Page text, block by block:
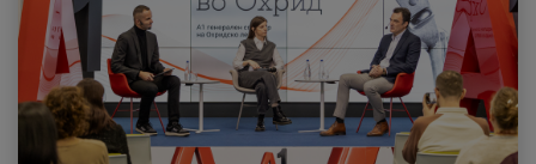
Приватни Деловни
Поддршка